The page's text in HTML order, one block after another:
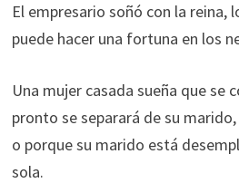
El empresario soñó con la reina,
puede hacer una fortuna en los
Una mujer casada sueña que se
pronto se separará de su
o porque su marido está
sola.